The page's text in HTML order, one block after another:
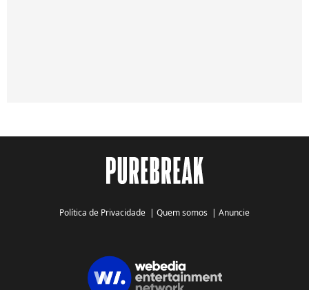
Política de Privacidade | Quem somos | Anuncie